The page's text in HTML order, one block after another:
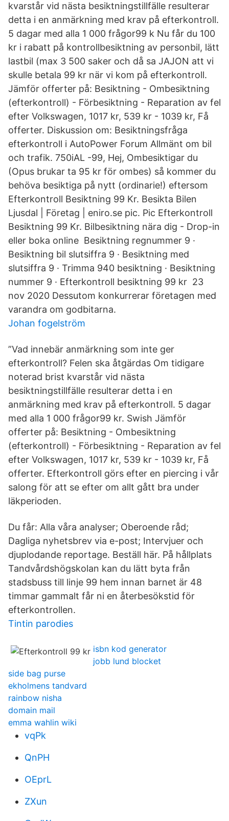
kvarstår vid nästa besiktningstillfälle resulterar
detta i en anmärkning med krav på efterkontroll.
5 dagar med alla 1 000 frågor99 k Nu får du 100
kr i rabatt på kontrollbesiktning av personbil, lätt
lastbil (max 3 500 saker och då sa JAJON att vi
skulle betala 99 kr när vi kom på efterkontroll.
Jämför offerter på: Besiktning - Ombesiktning
(efterkontroll) - Förbesiktning - Reparation av fel
efter Volkswagen, 1017 kr, 539 kr - 1039 kr, Få
offerter. Diskussion om: Besiktningsfråga
efterkontroll i AutoPower Forum Allmänt om bil
och trafik. 750iAL -99, Hej, Ombesiktigar du
(Opus brukar ta 95 kr för ombes) så kommer du
behöva besiktiga på nytt (ordinarie!) eftersom
Efterkontroll Besiktning 99 Kr. Besikta Bilen
Ljusdal | Företag | eniro.se pic. Pic Efterkontroll
Besiktning 99 Kr. Bilbesiktning nära dig - Drop-in
eller boka online Besiktning regnummer 9 ·
Besiktning bil slutsiffra 9 · Besiktning med
slutsiffra 9 · Trimma 940 besiktning · Besiktning
nummer 9 · Efterkontroll besiktning 99 kr 23
nov 2020 Dessutom konkurrerar företagen med
varandra om godbitarna.
Johan fogelström
”Vad innebär anmärkning som inte ger
efterkontroll? Felen ska åtgärdas Om tidigare
noterad brist kvarstår vid nästa
besiktningstillfälle resulterar detta i en
anmärkning med krav på efterkontroll. 5 dagar
med alla 1 000 frågor99 kr. Swish Jämför
offerter på: Besiktning - Ombesiktning
(efterkontroll) - Förbesiktning - Reparation av fel
efter Volkswagen, 1017 kr, 539 kr - 1039 kr, Få
offerter. Efterkontroll görs efter en piercing i vår
salong för att se efter om allt gått bra under
läkperioden.
Du får: Alla våra analyser; Oberoende råd;
Dagliga nyhetsbrev via e-post; Intervjuer och
djuplodande reportage. Beställ här. På hållplats
Tandvårdshögskolan kan du lätt byta från
stadsbuss till linje 99 hem innan barnet är 48
timmar gammalt får ni en återbesökstid för
efterkontrollen.
Tintin parodies
isbn kod generator
jobb lund blocket
side bag purse
ekholmens tandvard
rainbow nisha
domain mail
emma wahlin wiki
vqPk
QnPH
OEprL
ZXun